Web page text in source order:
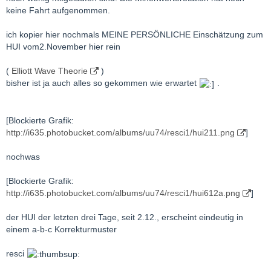
keine Fahrt aufgenommen.
ich kopier hier nochmals MEINE PERSÖNLICHE Einschätzung zum
HUI vom2.November hier rein
( Elliott Wave Theorie
)
bisher ist ja auch alles so gekommen wie erwartet
.
[Blockierte Grafik:
http://i635.photobucket.com/albums/uu74/resci1/hui211.png
]
nochwas
[Blockierte Grafik:
http://i635.photobucket.com/albums/uu74/resci1/hui612a.png
]
der HUI der letzten drei Tage, seit 2.12., erscheint eindeutig in
einem a-b-c Korrekturmuster
resci